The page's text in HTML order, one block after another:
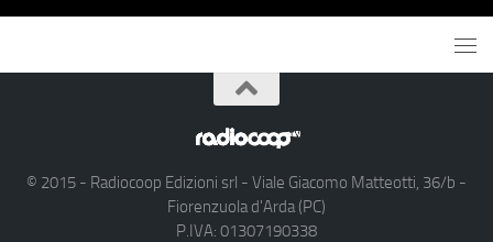
© 2015 - Radiocoop Edizioni srl - Viale Giacomo Matteotti, 36/b -
Fiorenzuola d'Arda (PC)
P.IVA: 01307190338